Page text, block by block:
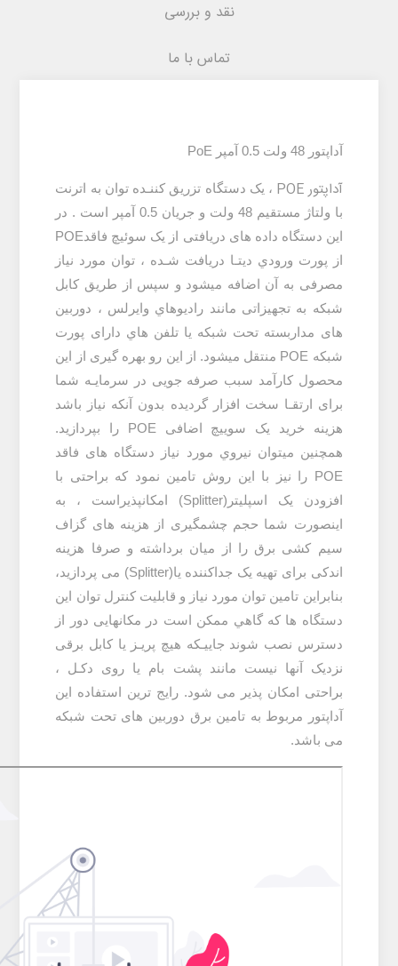
نقد و بررسی
تماس با ما
آداپتور 48 ولت 0.5 آمپر PoE
آداپتور POE ، يک دستگاه تزریق کننـده توان به اترنت
با ولتاژ مستقیم 48 ولت و جریان 0.5 آمپر است . در
این دستگاه داده های دریافتی از یک سوئیچ فاقدPOE
از پورت ورودي ديتـا دریافت شـده ، توان مورد نیاز
مصرفی به آن اضافه میشود و سپس از طریق کابل
شبکه به تجهیزاتی مانند راديوهاي وايرلس ، دوربين
های مداربسته تحت شبکه يا تلفن هاي دارای پورت
شبکه POE منتقل میشود. از این رو بهره گیری از این
محصول کارآمد سبب صرفه جویی در سرمایـه شما
برای ارتقـا سخت افزار گردیده بدون آنکه نیاز باشد
هزینه خرید یک سوییچ اضافی POE را بپردازید
.
همچنین میتوان نيروي مورد نياز دستگاه های فاقد
POE را نیز با اين روش تامين نمود که براحتی با
افزودن يک اسپلیتر(Splitter) امکانپذيراست ، به
اینصورت شما حجم چشمگیری از هزینه های گزاف
سیم کشی برق را از میان برداشته و صرفا هزینه
اندکی برای تهیه یک جداکننده يا(Splitter) می پردازید
،
بنابراین تامین توان مورد نیاز و قابلیت کنترل توان این
دستگاه ها که گاهي ممکن است در مکانهايی دور از
دسترس نصب شوند جاییـکه هیچ پریـز یا کابل برقی
نزدیک آنها نیست مانند پشت بام یا روی دکـل ،
براحتی امکان پذیر می شود. رایج ترین استفاده این
آداپتور مربوط به تامین برق دوربین های تحت شبکه
می باشد.